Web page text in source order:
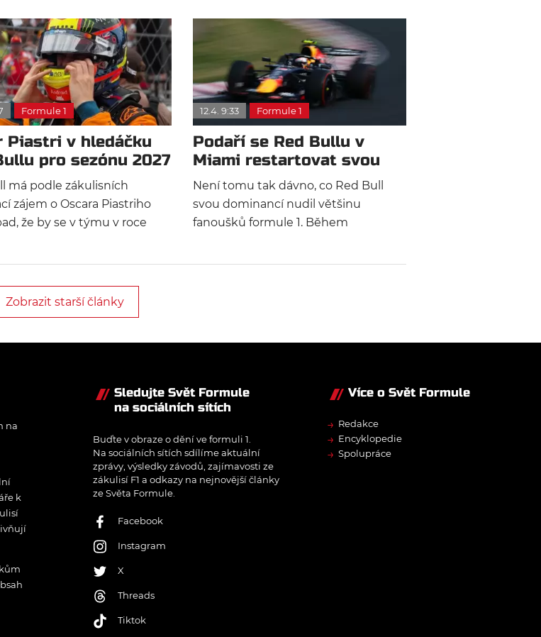
Paula Monaghana se už
Laurent Mekies.
místa Pierra Gaslyho, které mu
Mezinárodní automobilová federace v
pátek přiznala.
Formule 1
Piastri v hledáčku
pro sezónu 2027
má podle zákulisních
zájem o Oscara Piastriho
že by se v týmu v roce
12.4. 9:33 Formule 1
Podaří se Red Bullu v
Miami restartovat svou
sezónu?
Není tomu tak dávno, co Red Bull
svou dominancí nudil většinu
fanoušků formule 1. Během
Zobrazit starší články
na
k
Sledujte Svět Formule
na sociálních sítích
Buďte v obraze o dění ve formuli 1.
Na sociálních sítích sdílíme aktuální
zprávy, výsledky závodů, zajímavosti ze
zákulisí F1 a odkazy na nejnovější články
ze Světa Formule.
Facebook
Instagram
X
Threads
Tiktok
Více o Svět Formule
→ Redakce
→ Encyklopedie
→ Spolupráce